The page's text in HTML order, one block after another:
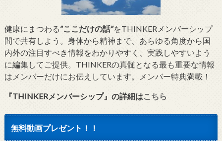
健康にまつわる”ここだけの話”をTHINKERメンバーシップ
間で共有しよう。身体から精神まで、あらゆる角度から国
内外の注目すべき情報をわかりやすく、実践しやすいよう
に編集してご提供。THINKERの真髄となる最も重要な情報
はメンバーだけにお伝えしています。メンバー特典満載！
『THINKERメンバーシップ』 の詳細はこちら
無料動画プレゼント！！